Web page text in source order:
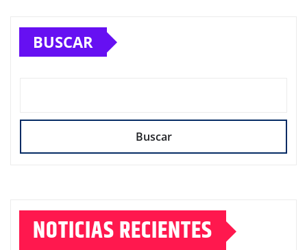
BUSCAR
Buscar
NOTICIAS RECIENTES